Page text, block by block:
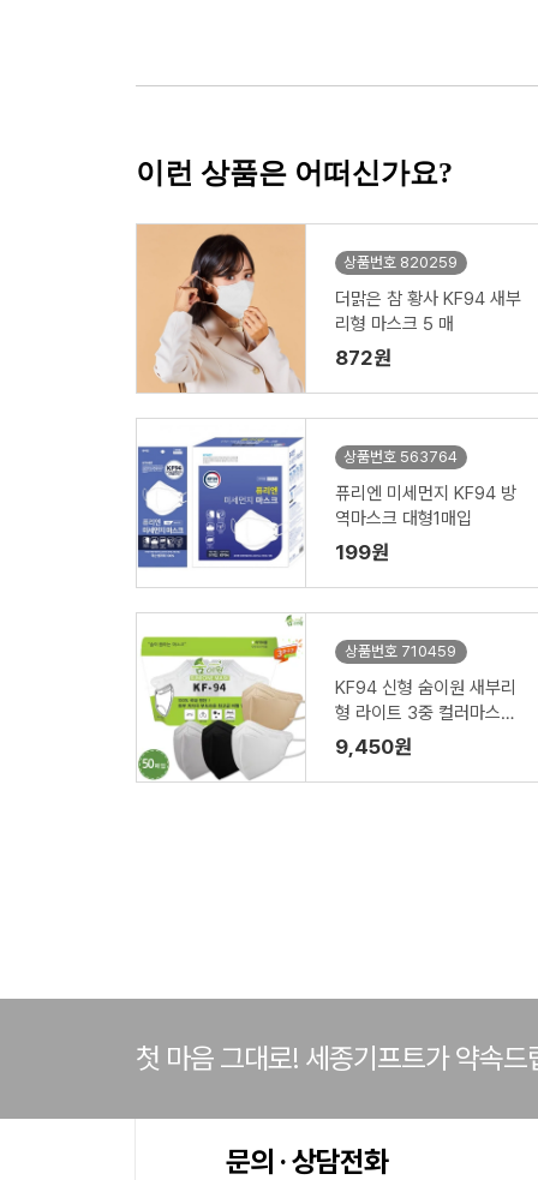
이런 상품은 어떠신가요?
상품번호 820259
더맑은 참 황사 KF94 새부
리형 마스크 5 매
872원
상품번호 563764
퓨리엔 미세먼지 KF94 방
역마스크 대형1매입
199원
상품번호 710459
KF94 신형 숨이원 새부리
형 라이트 3중 컬러마스크
대형 4종 50매입
9,450원
첫 마음 그대로! 세종기프트가 약속드
문의 · 상담전화